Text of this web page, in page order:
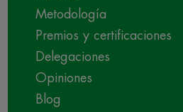
Metodología
Premios y certificaciones
Delegaciones
Opiniones
Blog